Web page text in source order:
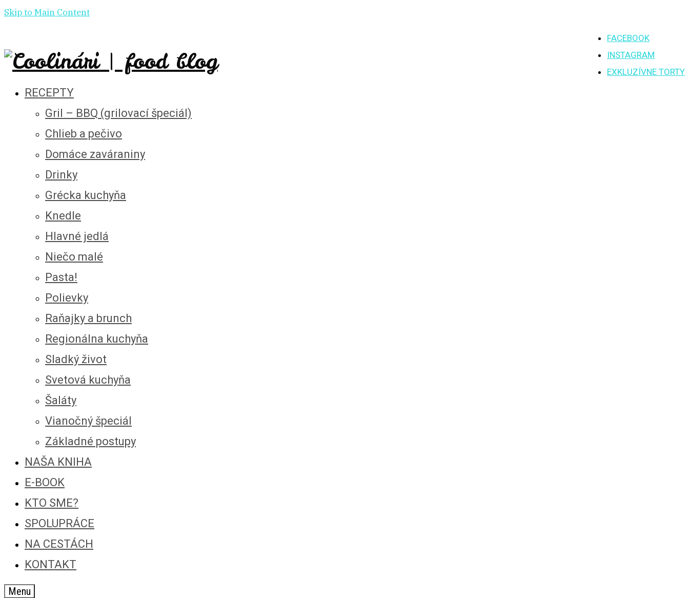
Skip to Main Content
FACEBOOK
INSTAGRAM
EXKLUZÍVNE TORTY
RECEPTY
Gril – BBQ (grilovací špeciál)
Chlieb a pečivo
Domáce zaváraniny
Drinky
Grécka kuchyňa
Knedle
Hlavné jedlá
Niečo malé
Pasta!
Polievky
Raňajky a brunch
Regionálna kuchyňa
Sladký život
Svetová kuchyňa
Šaláty
Vianočný špeciál
Základné postupy
NAŠA KNIHA
E-BOOK
KTO SME?
SPOLUPRÁCE
NA CESTÁCH
KONTAKT
Menu